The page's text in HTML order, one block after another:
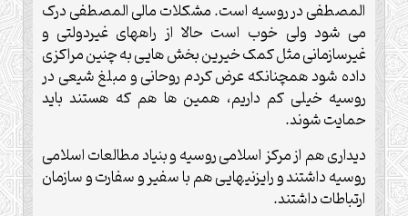
المصطفی در روسیه است. مشکلات مالی المصطفی درک
می شود ولی خوب است حالا از راههای غیردولتی و
غیرسازمانی مثل کمک خیرین بخش هایی به چنین مراکزی
داده شود همچنانکه عرض کردم روحانی و مبلغ شیعی در
روسیه خیلی کم داریم، همین ها هم که هستند باید
حمایت شوند.
دیداری هم از مرکز اسلامی روسیه و بنیاد مطالعات اسلامی
روسیه داشتند و رایزنیهایی هم با سفیر و سفارت و سازمان
ارتباطات داشتند.